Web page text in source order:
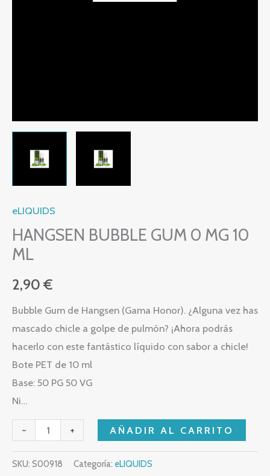
eLIQUIDS
HANGSEN BUBBLE GUM 0 MG 10
ML
2,90 €
Bubble Gum de Hangsen (Gama Honor). ¿Alguna vez has
mascado chicle a golpe de pulmón? ¡Ahora podrás
hacerlo con este fantástico líquido con sabor a chicle!
Bote PET de 10 ml
Base: 50 PG 50 VG
Ni…
- + AÑADIR AL CARRITO
SKU: S00918 Categoría: eLIQUIDS